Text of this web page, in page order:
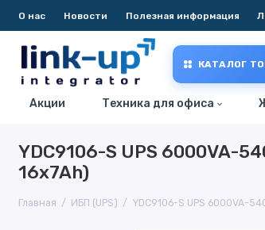
О нас Новости Полезная информация
КАТАЛОГ
Акции Техника для офиса
YDC9106-S UPS 6000VA-
16x7Ah)
Главная ИБП (UPS) YDC9106-S UPS 6000VA-